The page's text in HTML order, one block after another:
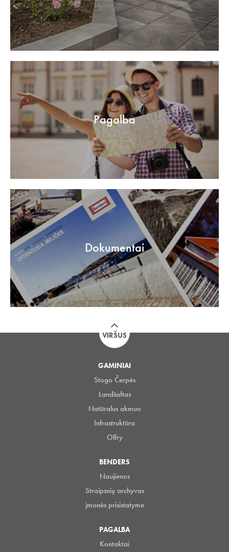
Pagalba
Dokumentai
VIRŠUS
GAMINIAI
Stogo Čerpės
Landšaftas
Natūralus akmuo
Infrastruktūra
Olfry
BENDERS
Naujienos
Straipsnių archyvas
įmonės prisistatyme
PAGALBA
Kontaktai